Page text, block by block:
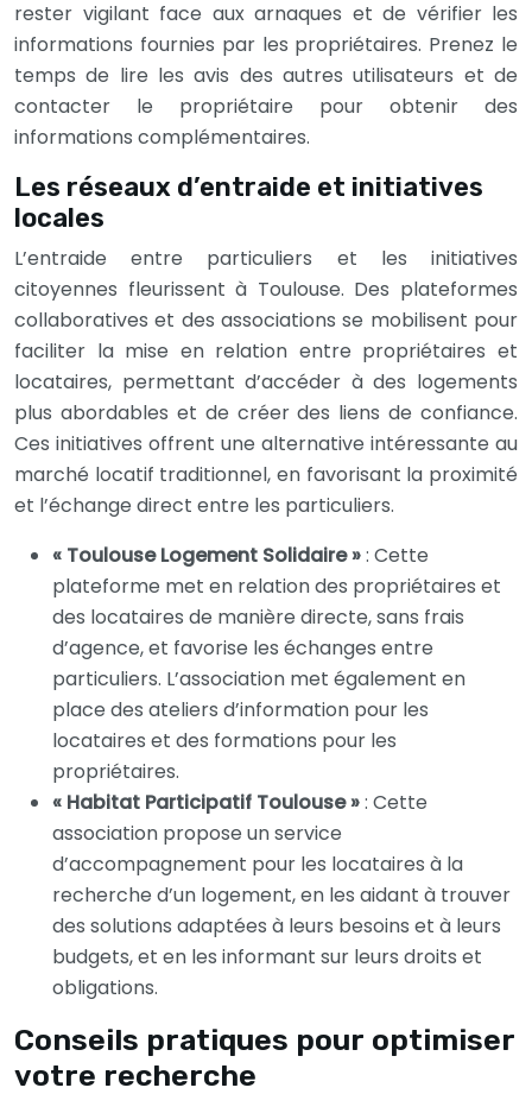
rester vigilant face aux arnaques et de vérifier les
informations fournies par les propriétaires. Prenez le
temps de lire les avis des autres utilisateurs et de
contacter le propriétaire pour obtenir des
informations complémentaires.
Les réseaux d’entraide et initiatives
locales
L’entraide entre particuliers et les initiatives
citoyennes fleurissent à Toulouse. Des plateformes
collaboratives et des associations se mobilisent pour
faciliter la mise en relation entre propriétaires et
locataires, permettant d’accéder à des logements
plus abordables et de créer des liens de confiance.
Ces initiatives offrent une alternative intéressante au
marché locatif traditionnel, en favorisant la proximité
et l’échange direct entre les particuliers.
« Toulouse Logement Solidaire »: Cette
plateforme met en relation des propriétaires et
des locataires de manière directe, sans frais
d’agence, et favorise les échanges entre
particuliers. L’association met également en
place des ateliers d’information pour les
locataires et des formations pour les
propriétaires.
« Habitat Participatif Toulouse »: Cette
association propose un service
d’accompagnement pour les locataires à la
recherche d’un logement, en les aidant à trouver
des solutions adaptées à leurs besoins et à leurs
budgets, et en les informant sur leurs droits et
obligations.
Conseils pratiques pour optimiser
votre recherche